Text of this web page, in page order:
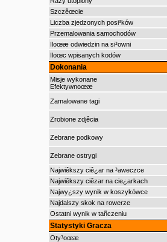
Szczêœcie
Liczba zjedzonych posi³ków
Przemalowania samochodów
Iloœæ odwiedzin na si³owni
Iloœc wpisanych kodów
Dokonania
Misje wykonane
Efektywnoœæ
Zamalowane tagi
Zrobione zdjêcia
Zebrane podkowy
Zebrane ostrygi
Najwiêkszy ciê¿ar na ³aweczce
Najwiêkszy ciêzar na cie¿arkach
Najwy¿szy wynik w koszykówce
Najdalszy skok na rowerze
Ostatni wynik w tañczeniu
Statystyki Gracza
Oty³oœæ